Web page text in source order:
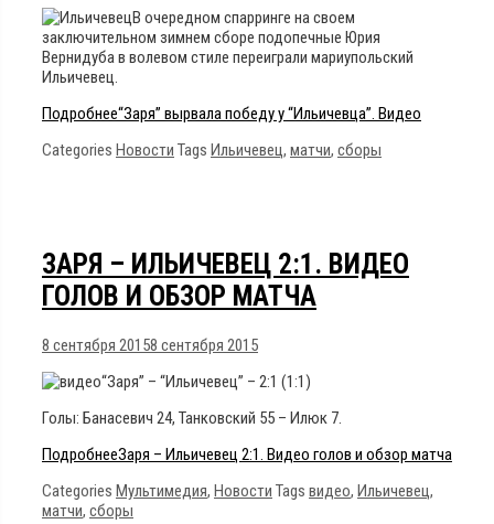
В очередном спарринге на своем
заключительном зимнем сборе подопечные Юрия
Вернидуба в волевом стиле переиграли мариупольский
Ильичевец.
Подробнее“Заря” вырвала победу у “Ильичевца”. Видео
Categories Новости Tags Ильичевец, матчи, сборы
ЗАРЯ – ИЛЬИЧЕВЕЦ 2:1. ВИДЕО
ГОЛОВ И ОБЗОР МАТЧА
8 сентября 20158 сентября 2015
“Заря” – “Ильичевец” – 2:1 (1:1)
Голы: Банасевич 24, Танковский 55 – Илюк 7.
ПодробнееЗаря – Ильичевец 2:1. Видео голов и обзор матча
Categories Мультимедия, Новости Tags видео, Ильичевец,
матчи, сборы